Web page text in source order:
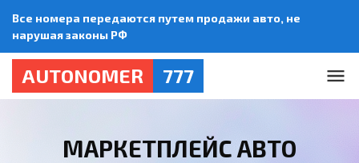
Все номера передаются путем продажи авто, не
нарушая законы РФ
AUTONOMER 777
МАРКЕТПЛЕЙС АВТО